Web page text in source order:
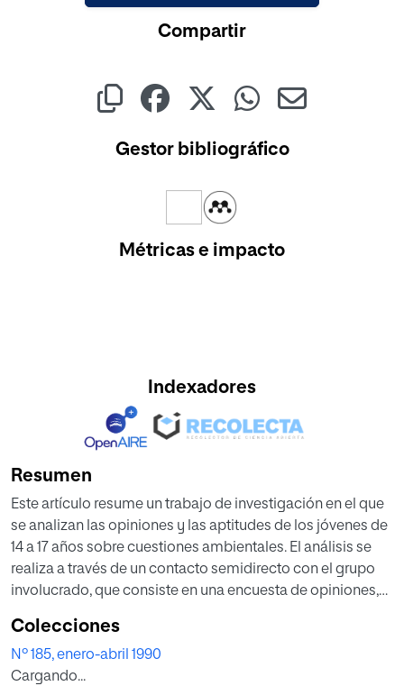
Compartir
Gestor bibliográfico
Métricas e impacto
Indexadores
Resumen
Este artículo resume un trabajo de investigación en el que
se analizan las opiniones y las aptitudes de los jóvenes de
14 a 17 años sobre cuestiones ambientales. El análisis se
realiza a través de un contacto semidirecto con el grupo
involucrado, que consiste en una encuesta de opiniones,
y la interpretación de los resultados obtenidos conducen a
una serie de conclusiones interesantes.
Colecciones
Nº 185, enero-abril 1990
Cargando...